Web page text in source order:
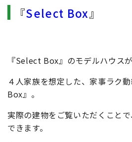
『Select Box』
『Select Box』のモデルハウス
４人家族を想定した、家事ラク
Box』。
実際の建物をご覧いただくこと
できます。